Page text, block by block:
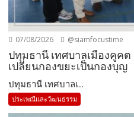
07/08/2026 @siamfocustime
ปทุมธานี เทศบาลเมืองคูค
เปลี่ยนกองขยะเป็นกองบุญ
ปทุมธานี เทศบาลเ...
ประเพณีและวัฒนธรรม